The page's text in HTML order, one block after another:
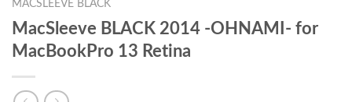
MACSLEEVE BLACK
MacSleeve BLACK 2014 -OHNAMI- for
MacBookPro 13 Retina